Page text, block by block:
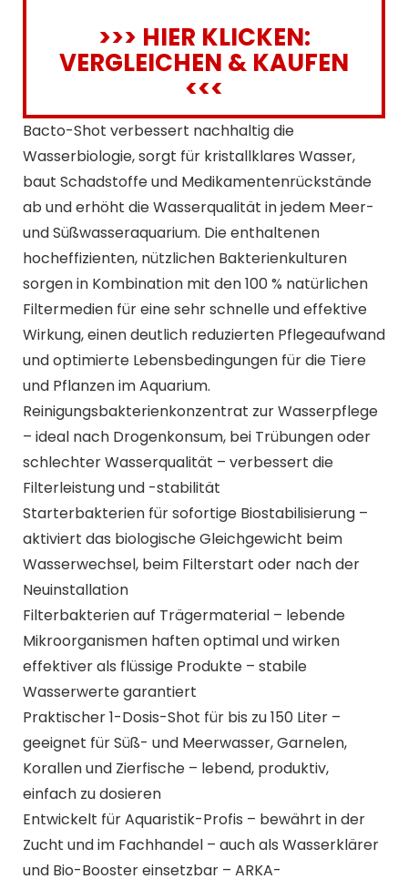
>>> HIER KLICKEN:
VERGLEICHEN & KAUFEN
<<<
Bacto-Shot verbessert nachhaltig die
Wasserbiologie, sorgt für kristallklares Wasser,
baut Schadstoffe und Medikamentenrückstände
ab und erhöht die Wasserqualität in jedem Meer-
und Süßwasseraquarium. Die enthaltenen
hocheffizienten, nützlichen Bakterienkulturen
sorgen in Kombination mit den 100 % natürlichen
Filtermedien für eine sehr schnelle und effektive
Wirkung, einen deutlich reduzierten Pflegeaufwand
und optimierte Lebensbedingungen für die Tiere
und Pflanzen im Aquarium.
Reinigungsbakterienkonzentrat zur Wasserpflege
– ideal nach Drogenkonsum, bei Trübungen oder
schlechter Wasserqualität – verbessert die
Filterleistung und -stabilität
Starterbakterien für sofortige Biostabilisierung –
aktiviert das biologische Gleichgewicht beim
Wasserwechsel, beim Filterstart oder nach der
Neuinstallation
Filterbakterien auf Trägermaterial – lebende
Mikroorganismen haften optimal und wirken
effektiver als flüssige Produkte – stabile
Wasserwerte garantiert
Praktischer 1-Dosis-Shot für bis zu 150 Liter –
geeignet für Süß- und Meerwasser, Garnelen,
Korallen und Zierfische – lebend, produktiv,
einfach zu dosieren
Entwickelt für Aquaristik-Profis – bewährt in der
Zucht und im Fachhandel – auch als Wasserklärer
und Bio-Booster einsetzbar – ARKA-